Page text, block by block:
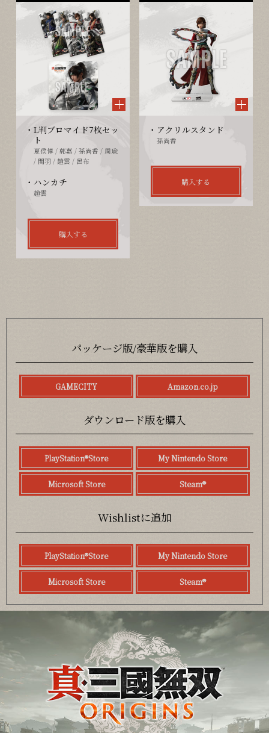
L判ブロマイド7枚セッ
ト
夏侯惇 / 郭嘉 / 孫尚香 / 周瑜
/ 関羽 / 趙雲 / 呂布
ハンカチ
趙雲
購入する
アクリルスタンド
孫尚香
購入する
パッケージ版/豪華版を購入
GAMECITY Amazon.co.jp
ダウンロード版を購入
PlayStation®Store My Nintendo Store
Microsoft Store Steam®
Wishlistに追加
PlayStation®Store My Nintendo Store
Microsoft Store Steam®